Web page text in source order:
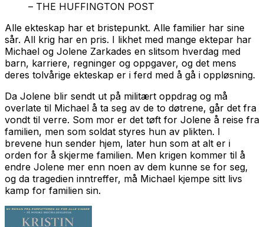
– THE HUFFINGTON POST
Alle ekteskap har et bristepunkt. Alle familier har sine
sår. All krig har en pris. I likhet med mange ektepar har
Michael og Jolene Zarkades en slitsom hverdag med
barn, karriere, regninger og oppgaver, og det mens
deres tolvårige ekteskap er i ferd med å gå i oppløsning.
Da Jolene blir sendt ut på militært oppdrag og må
overlate til Michael å ta seg av de to døtrene, går det fra
vondt til verre. Som mor er det tøft for Jolene å reise fra
familien, men som soldat styres hun av plikten. I
brevene hun sender hjem, later hun som at alt er i
orden for å skjerme familien. Men krigen kommer til å
endre Jolene mer enn noen av dem kunne se for seg,
og da tragedien inntreffer, må Michael kjempe sitt livs
kamp for familien sin.